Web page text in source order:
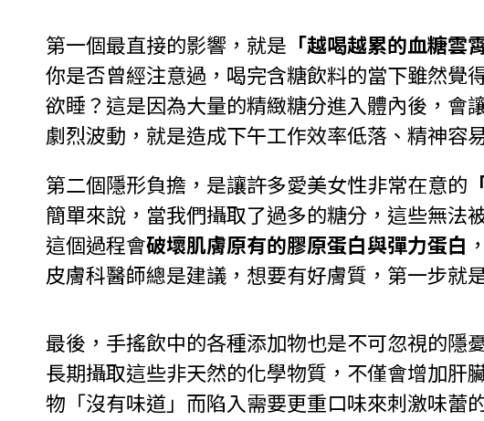
第一個最直接的影響，就是 「越喝越累的血糖雲
你是否曾經注意過，喝完含糖飲料的當下雖然覺
欲睡？這是因為大量的精緻糖分進入體內後，會
劇烈波動，就是造成下午工作效率低落、精神容
第二個隱形負擔，是讓許多愛美女性非常在意的
簡單來說，當我們攝取了過多的糖分，這些無法
這個過程會破壞肌膚原有的膠原蛋白與彈力蛋白
皮膚科醫師總是建議，想要有好膚質，第一步就
最後，手搖飲中的各種添加物也是不可忽視的隱
長期攝取這些非天然的化學物質，不僅會增加肝
物「沒有味道」而陷入需要更重口味來刺激味蕾